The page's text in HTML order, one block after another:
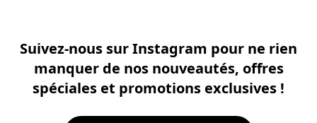
Suivez-nous sur Instagram pour ne rien
manquer de nos nouveautés, offres
spéciales et promotions exclusives !